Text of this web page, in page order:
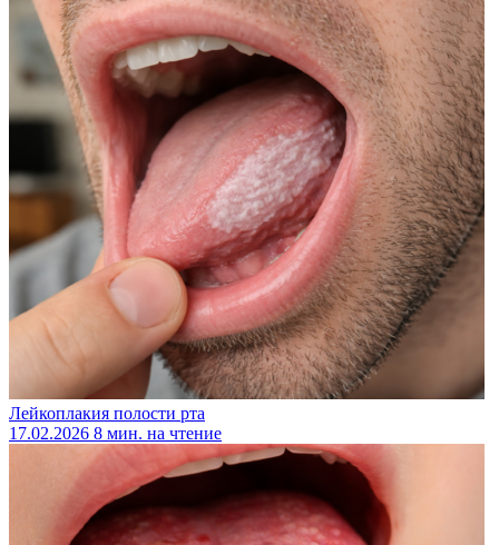
Лейкоплакия полости рта
17.02.2026 8 мин. на чтение